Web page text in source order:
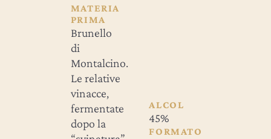
MATERIA
PRIMA
Brunello
di
Montalcino.
Le relative
vinacce,
fermentate
dopo la
ALCOL
45%
FORMATO